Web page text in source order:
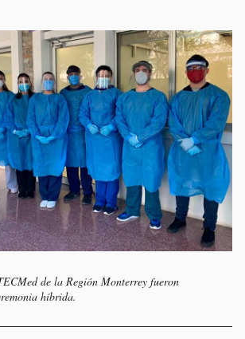
de la Región Monterrey fueron
híbrida.